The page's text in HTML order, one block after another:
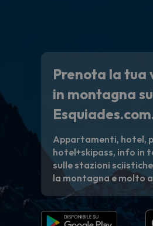
Prenota la tua
in montagna
Appartamenti, hotel,
hotel+skipass, info in
sulle stazioni
la montagna e molto